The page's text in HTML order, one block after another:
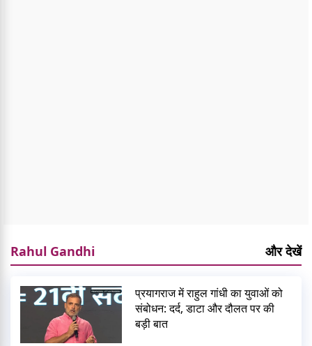
Rahul Gandhi और देखें
प्रयागराज में राहुल गांधी का युवाओं को
संबोधन: दर्द, डाटा और दौलत पर की
बड़ी बात